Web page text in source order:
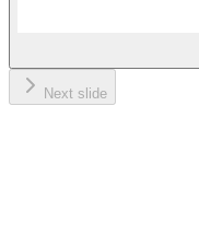
Next slide